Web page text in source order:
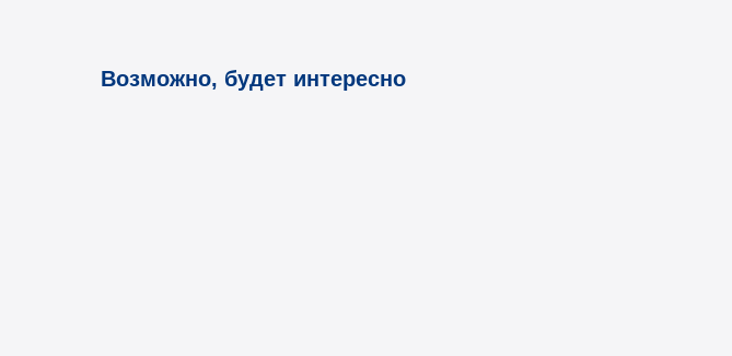
Возможно, будет интересно